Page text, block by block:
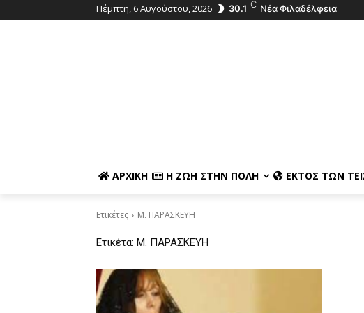
Πέμπτη, 6 Αυγούστου, 2026 30.1 C Νέα Φιλαδέλφεια
ΑΡΧΙΚΉ Η ΖΩΉ ΣΤΗΝ ΠΌΛΗ ΕΚΤΌΣ ΤΩΝ
Ετικέτες Μ. ΠΑΡΑΣΚΕΥΗ
Ετικέτα: Μ. ΠΑΡΑΣΚΕΥΗ